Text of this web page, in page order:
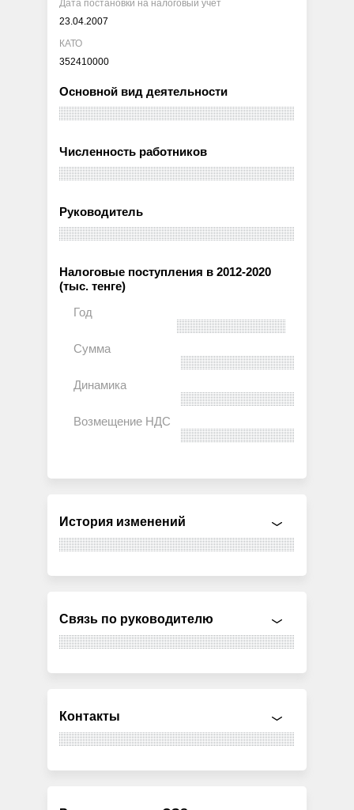
Дата постановки на налоговый учет
23.04.2007
КАТО
352410000
Основной вид деятельности
Численность работников
Руководитель
Налоговые поступления в 2012-2020
(тыс. тенге)
История изменений
Связь по руководителю
Контакты